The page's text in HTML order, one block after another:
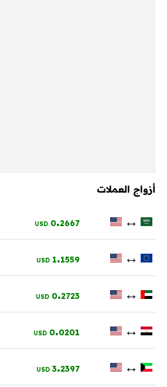
أزواج العملات
↔
0.2667
USD
↔
1.1559
USD
↔
0.2723
USD
↔
0.0201
USD
↔
3.2397
USD